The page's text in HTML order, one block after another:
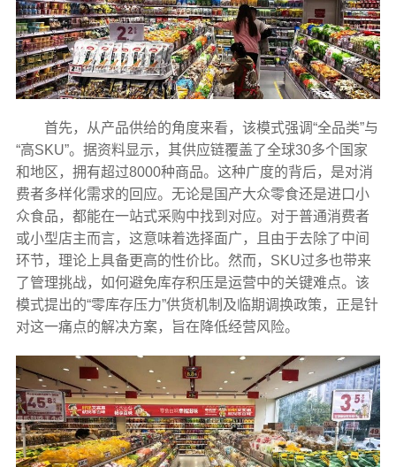
首先，从产品供给的角度来看，该模式强调“全品类”与
“高SKU”。据资料显示，其供应链覆盖了全球30多个国家
和地区，拥有超过8000种商品。这种广度的背后，是对消
费者多样化需求的回应。无论是国产大众零食还是进口小
众食品，都能在一站式采购中找到对应。对于普通消费者
或小型店主而言，这意味着选择面广，且由于去除了中间
环节，理论上具备更高的性价比。然而，SKU过多也带来
了管理挑战，如何避免库存积压是运营中的关键难点。该
模式提出的“零库存压力”供货机制及临期调换政策，正是针
对这一痛点的解决方案，旨在降低经营风险。